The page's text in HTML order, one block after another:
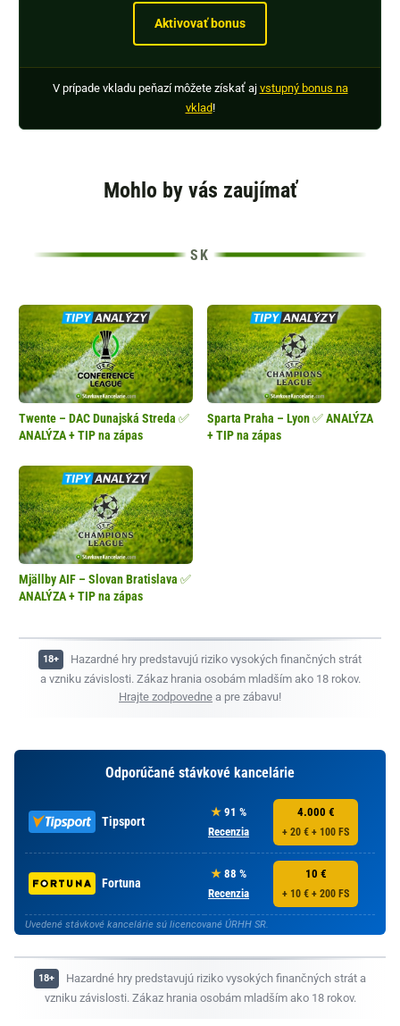
Aktivovať bonus
V prípade vkladu peňazí môžete získať aj vstupný bonus na
vklad!
Mohlo by vás zaujímať
Twente – DAC Dunajská Streda ✅
ANALÝZA + TIP na zápas
Sparta Praha – Lyon ✅ ANALÝZA
+ TIP na zápas
Mjällby AIF – Slovan Bratislava ✅
ANALÝZA + TIP na zápas
Hazardné hry predstavujú riziko vysokých finančných strát
a vzniku závislosti. Zákaz hrania osobám mladším ako 18 rokov.
Hrajte zodpovedne a pre zábavu!
Odporúčané stávkové kancelárie
Tipsport
91 %
Recenzia
4.000 €
+ 20 € + 100 FS
Fortuna
88 %
Recenzia
10 €
+ 10 € + 200 FS
Uvedené stávkové kancelárie sú licencované ÚRHH SR.
Hazardné hry predstavujú riziko vysokých finančných strát a
vzniku závislosti. Zákaz hrania osobám mladším ako 18 rokov.